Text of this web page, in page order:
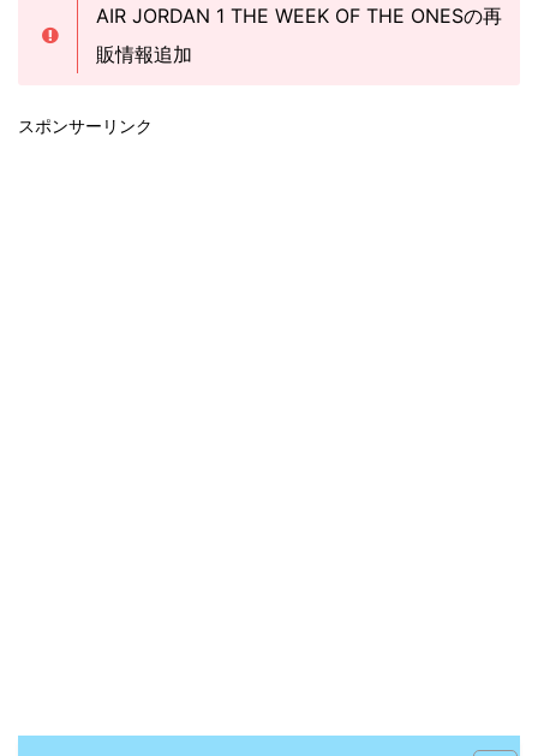
AIR JORDAN 1 THE WEEK OF THE ONESの再
販情報追加
スポンサーリンク